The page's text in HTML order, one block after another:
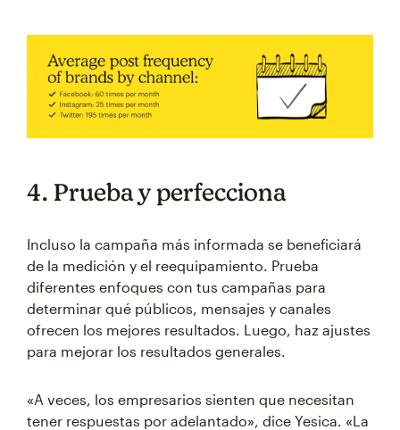
4. Prueba y perfecciona
Incluso la campaña más informada se beneficiará
de la medición y el reequipamiento. Prueba
diferentes enfoques con tus campañas para
determinar qué públicos, mensajes y canales
ofrecen los mejores resultados. Luego, haz ajustes
para mejorar los resultados generales.
«A veces, los empresarios sienten que necesitan
tener respuestas por adelantado», dice Yesica. «La